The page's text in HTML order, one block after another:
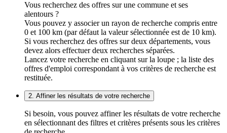
Vous recherchez des offres sur une commune et ses
alentours ?
Vous pouvez y associer un rayon de recherche compris entre
0 et 100 km (par défaut la valeur sélectionnée est de 10 km).
Si vous recherchez des offres sur deux départements, vous
devez alors effectuer deux recherches séparées.
Lancez votre recherche en cliquant sur la loupe ; la liste des
offres d'emploi correspondant à vos critères de recherche est
restituée.
2. Affiner les résultats de votre recherche
Si besoin, vous pouvez affiner les résultats de votre recherche
en sélectionnant des filtres et critères présents sous les critères